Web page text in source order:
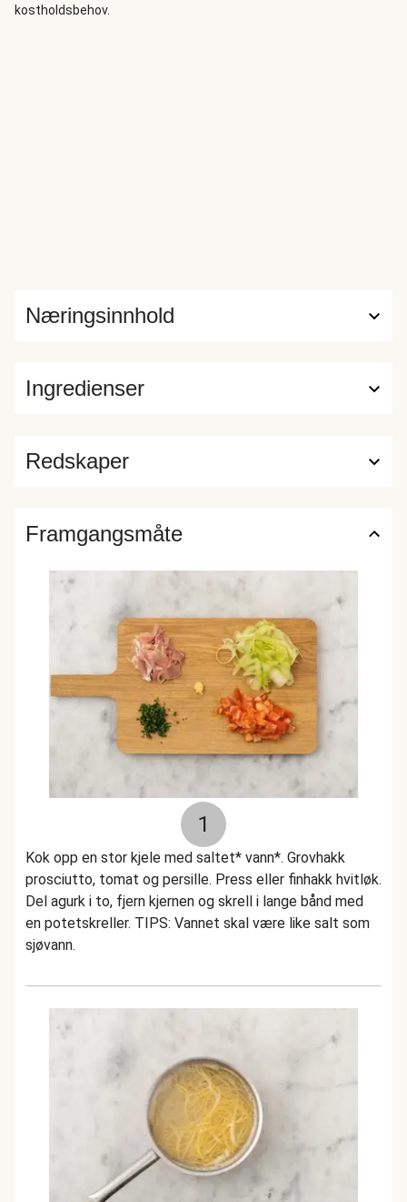
kostholdsbehov.
Ingredienser
Næringsinnhold
Redskaper
Framgangsmåte
1
Kok opp en stor kjele med saltet* vann*. Grovhakk
prosciutto, tomat og persille. Press eller finhakk hvitløk.
Del agurk i to, fjern kjernen og skrell i lange bånd med
en potetskreller. TIPS: Vannet skal være like salt som
sjøvann.